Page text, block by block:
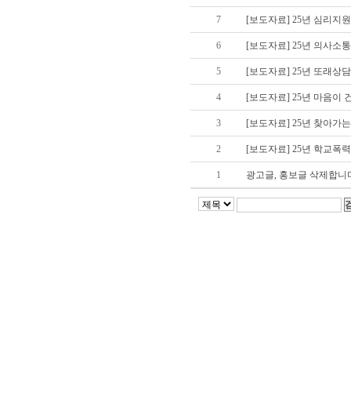
7 [보도자료] 25년 심리지
6 [보도자료] 25년 의사소
5 [보도자료] 25년 또래상
4 [보도자료] 25년 마음이
3 [보도자료] 25년 찾아가
2 [보도자료] 25년 학교폭
1 광고글, 홍보글 삭제합